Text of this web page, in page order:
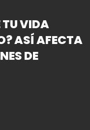
TU VIDA
ASÍ AFECTA
DE